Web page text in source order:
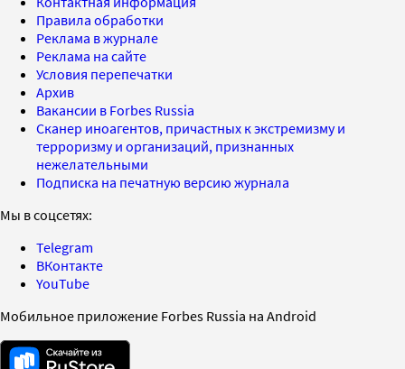
Правила обработки
Реклама в журнале
Реклама на сайте
Условия перепечатки
Архив
Вакансии в Forbes Russia
Сканер иноагентов, причастных к экстремизму и
терроризму и организаций, признанных
нежелательными
Подписка на печатную версию журнала
Мы в соцсетях:
Telegram
ВКонтакте
YouTube
Мобильное приложение Forbes Russia на Android